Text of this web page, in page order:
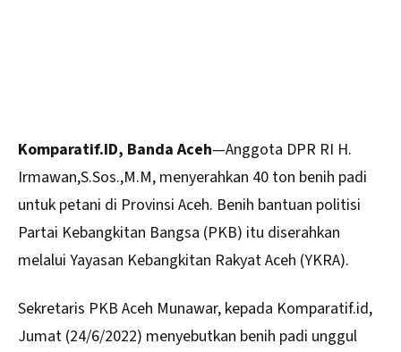
Komparatif.ID, Banda Aceh—Anggota DPR RI H.
Irmawan,S.Sos.,M.M, menyerahkan 40 ton benih padi
untuk petani di Provinsi Aceh. Benih bantuan politisi
Partai Kebangkitan Bangsa (PKB) itu diserahkan
melalui Yayasan Kebangkitan Rakyat Aceh (YKRA).
Sekretaris PKB Aceh Munawar, kepada Komparatif.id,
Jumat (24/6/2022) menyebutkan benih padi unggul